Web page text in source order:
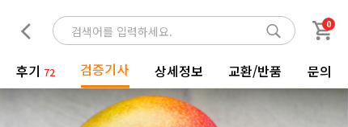
0
후기 72 검증기사 상세정보 교환/반품 문의